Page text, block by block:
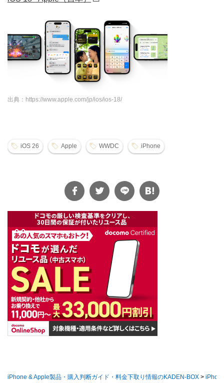
出典：https://www.apple.com/jp/ios/ios-18/
iOS 26 Apple WWDC iPhone
iPhone & Apple製品・購入判断ガイド・料金下取り情報のKADEN-BOX >